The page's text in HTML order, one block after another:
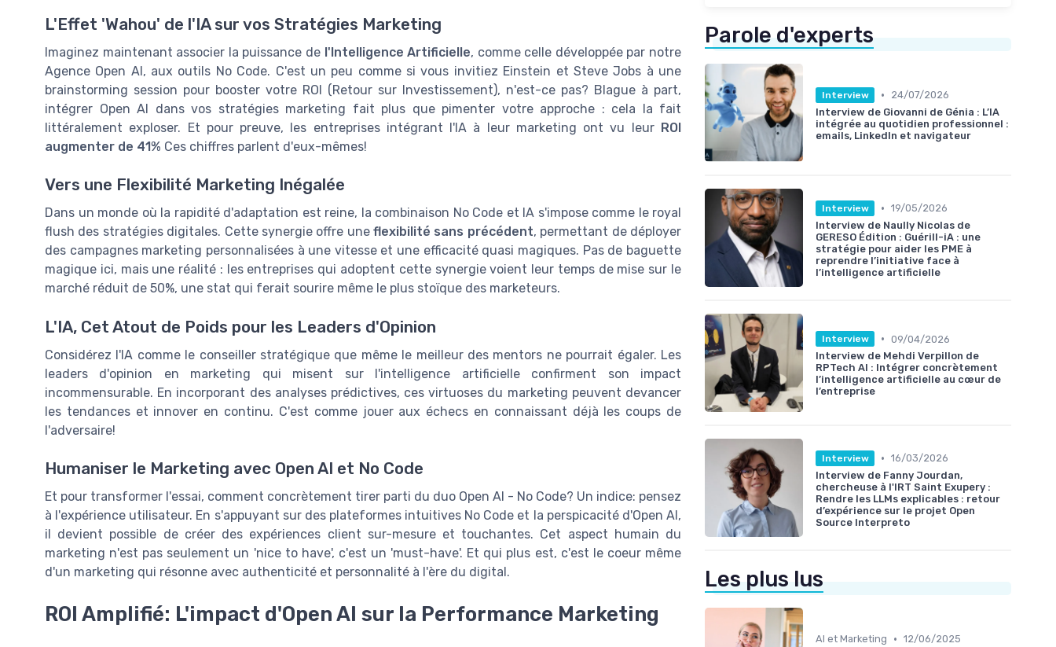
L'Effet 'Wahou' de l'IA sur vos Stratégies Marketing
Imaginez maintenant associer la puissance de l'Intelligence Artificielle, comme celle développée par notre
Agence Open AI, aux outils No Code. C'est un peu comme si vous invitiez Einstein et Steve Jobs à une
brainstorming session pour booster votre ROI (Retour sur Investissement), n'est-ce pas? Blague à part,
intégrer Open AI dans vos stratégies marketing fait plus que pimenter votre approche : cela la fait
littéralement exploser. Et pour preuve, les entreprises intégrant l'IA à leur marketing ont vu leur ROI
augmenter de 41% Ces chiffres parlent d'eux-mêmes!
Vers une Flexibilité Marketing Inégalée
Dans un monde où la rapidité d'adaptation est reine, la combinaison No Code et IA s'impose comme le royal
flush des stratégies digitales. Cette synergie offre uneflexibilité sans précédent, permettant de déployer
des campagnes marketing personnalisées à une vitesse et une efficacité quasi magiques. Pas de baguette
magique ici, mais une réalité : les entreprises qui adoptent cette synergie voient leur temps de mise sur le
marché réduit de 50%, une stat qui ferait sourire même le plus stoïque des marketeurs.
L'IA, Cet Atout de Poids pour les Leaders d'Opinion
Considérez l'IA comme le conseiller stratégique que même le meilleur des mentors ne pourrait égaler. Les
leaders d'opinion en marketing qui misent sur l'intelligence artificielle confirment son impact
incommensurable. En incorporant des analyses prédictives, ces virtuoses du marketing peuvent devancer
les tendances et innover en continu. C'est comme jouer aux échecs en connaissant déjà les coups de
l'adversaire!
Humaniser le Marketing avec Open AI et No Code
Et pour transformer l'essai, comment concrètement tirer parti du duo Open AI - No Code? Un indice: pensez
à l'expérience utilisateur. En s'appuyant sur des plateformes intuitives No Code et la perspicacité d'Open AI,
il devient possible de créer des expériences client sur-mesure et touchantes. Cet aspect humain du
marketing n'est pas seulement un 'nice to have', c'est un 'must-have'. Et qui plus est, c'est le coeur même
d'un marketing qui résonne avec authenticité et personnalité à l'ère du digital.
ROI Amplifié: L'impact d'Open AI sur la Performance Marketing
Parole d'experts
Interview •
24/07/2026
Interview de Giovanni de Génia : L’IA
intégrée au quotidien professionnel :
emails, LinkedIn et navigateur
Interview • 19/05/2026
Interview de Naully Nicolas de
GERESO Édition : Guérill-iA : une
stratégie pour aider les PME à
reprendre l’initiative face à
l’intelligence artificielle
Interview • 09/04/2026
Interview de Mehdi Verpillon de
RPTech AI : Intégrer concrètement
l’intelligence artificielle au cœur de
l’entreprise
Interview • 16/03/2026
Interview de Fanny Jourdan,
chercheuse à l'IRT Saint Exupery :
Rendre les LLMs explicables : retour
d’expérience sur le projet Open
Source Interpreto
Les plus lus
AI et Marketing • 12/06/2025